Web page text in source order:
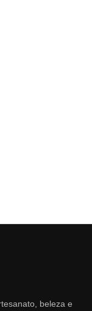
beleza e